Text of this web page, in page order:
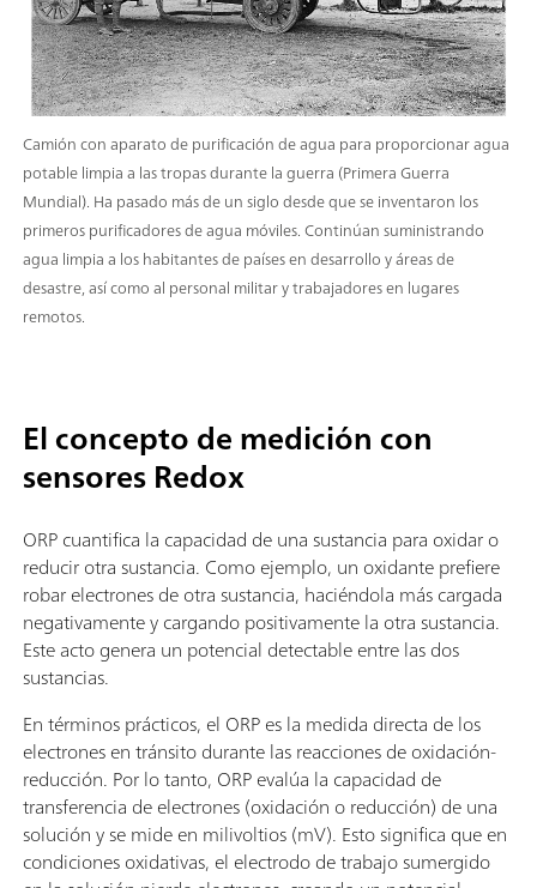
Camión con aparato de purificación de agua para proporcionar agua
potable limpia a las tropas durante la guerra (Primera Guerra
Mundial). Ha pasado más de un siglo desde que se inventaron los
primeros purificadores de agua móviles. Continúan suministrando
agua limpia a los habitantes de países en desarrollo y áreas de
desastre, así como al personal militar y trabajadores en lugares
remotos.
El concepto de medición con
sensores Redox
ORP cuantifica la capacidad de una sustancia para oxidar o
reducir otra sustancia. Como ejemplo, un oxidante prefiere
robar electrones de otra sustancia, haciéndola más cargada
negativamente y cargando positivamente la otra sustancia.
Este acto genera un potencial detectable entre las dos
sustancias.
En términos prácticos, el ORP es la medida directa de los
electrones en tránsito durante las reacciones de oxidación-
reducción. Por lo tanto, ORP evalúa la capacidad de
transferencia de electrones (oxidación o reducción) de una
solución y se mide en milivoltios (mV). Esto significa que en
condiciones oxidativas, el electrodo de trabajo sumergido